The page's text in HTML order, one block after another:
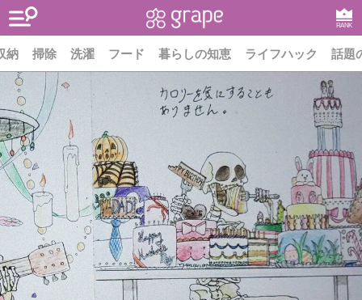
RANK
納 掃除 洗濯 フード 暮らしの知恵 ライフハック 話題